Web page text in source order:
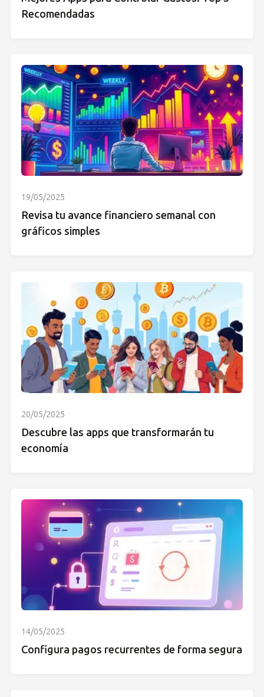
Recomendadas
19/05/2025
Revisa tu avance financiero semanal con
gráficos simples
20/05/2025
Descubre las apps que transformarán tu
economía
14/05/2025
Configura pagos recurrentes de forma segura